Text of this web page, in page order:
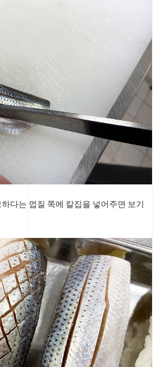
다는 껍질 쪽에 칼집을 넣어주면 보기